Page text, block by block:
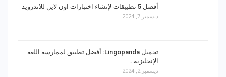
أفضل 5 تطبيقات لإنشاء اختبارات اون لاين للاندرويد
ديسمبر 7, 2024
تحميل Lingopanda: أفضل تطبيق لممارسة اللغة
الإنجليزية…
ديسمبر 2, 2024